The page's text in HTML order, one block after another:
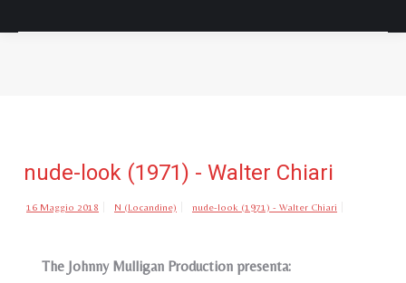
nude-look (1971) - Walter Chiari
16 Maggio 2018 N (Locandine) nude-look (1971) - Walter Chiari
The Johnny Mulligan Production presenta: